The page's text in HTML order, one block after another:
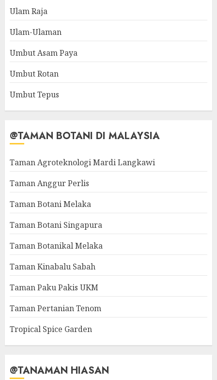
Ulam Raja
Ulam-Ulaman
Umbut Asam Paya
Umbut Rotan
Umbut Tepus
@TAMAN BOTANI DI MALAYSIA
Taman Agroteknologi Mardi Langkawi
Taman Anggur Perlis
Taman Botani Melaka
Taman Botani Singapura
Taman Botanikal Melaka
Taman Kinabalu Sabah
Taman Paku Pakis UKM
Taman Pertanian Tenom
Tropical Spice Garden
@TANAMAN HIASAN